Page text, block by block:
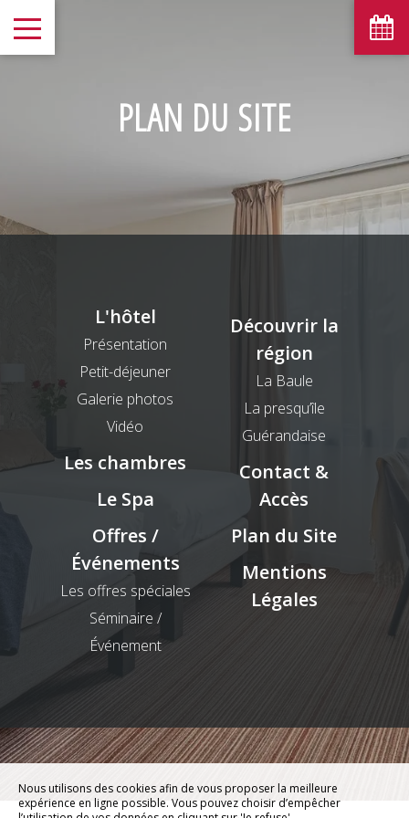
PLAN DU SITE
L'hôtel
Présentation
Petit-déjeuner
Galerie photos
Vidéo
Les chambres
Le Spa
Offres /
Événements
Les offres spéciales
Séminaire /
Événement
Découvrir la
région
La Baule
La presqu’île
Guérandaise
Contact &
Accès
Plan du Site
Mentions
Légales
Nous utilisons des cookies afin de vous proposer la meilleure
expérience en ligne possible. Vous pouvez choisir d’empêcher